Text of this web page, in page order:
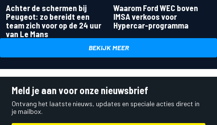
Achter de schermen bij
Peugeot: zo bereidt een
team zich voor op de 24 uur
van Le Mans
Waarom Ford WEC boven
IMSA verkoos voor
Hypercar-programma
BEKIJK MEER
Meld je aan voor onze nieuwsbrief
Ontvang het laatste nieuws, updates en speciale acties direct in
je mailbox.